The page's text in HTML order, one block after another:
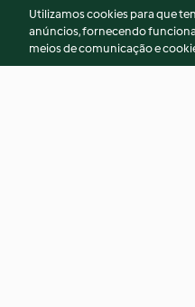
Utilizamos cookies para que
anúncios, fornecendo
meios de comunicação e